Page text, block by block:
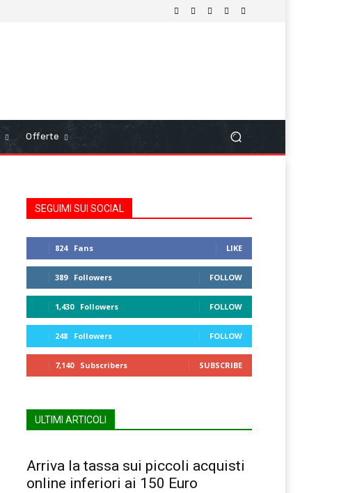
Offerte
SEGUIMI SUI SOCIAL
824 Fans LIKE
389 Followers FOLLOW
1,430 Followers FOLLOW
248 Followers FOLLOW
7,140 Subscribers SUBSCRIBE
ULTIMI ARTICOLI
Arriva la tassa sui piccoli acquisti
online inferiori ai 150 Euro